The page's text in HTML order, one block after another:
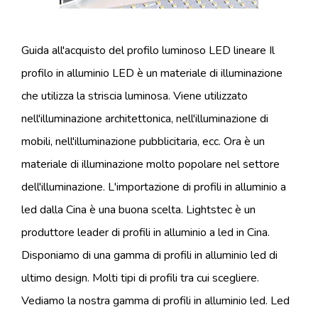
Guida all'acquisto del profilo luminoso LED lineare Il
profilo in alluminio LED è un materiale di illuminazione
che utilizza la striscia luminosa. Viene utilizzato
nell'illuminazione architettonica, nell'illuminazione di
mobili, nell'illuminazione pubblicitaria, ecc. Ora è un
materiale di illuminazione molto popolare nel settore
dell'illuminazione. L'importazione di profili in alluminio a
led dalla Cina è una buona scelta. Lightstec è un
produttore leader di profili in alluminio a led in Cina.
Disponiamo di una gamma di profili in alluminio led di
ultimo design. Molti tipi di profili tra cui scegliere.
Vediamo la nostra gamma di profili in alluminio led. Led